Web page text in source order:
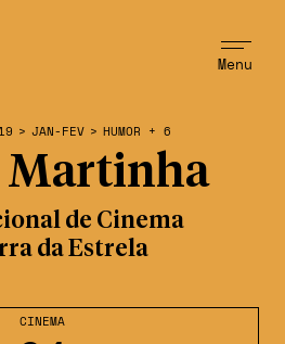
Menu
CINEMA
> JAN-FEV > HUMOR + 6
Martinha
de Cinema
da Estrela